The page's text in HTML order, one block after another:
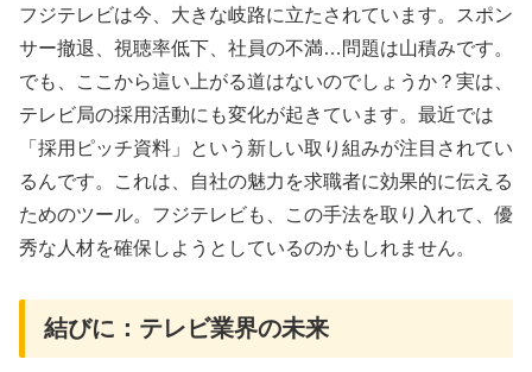
フジテレビは今、大きな岐路に立たされています。スポン
サー撤退、視聴率低下、社員の不満…問題は山積みです。
でも、ここから這い上がる道はないのでしょうか？実は、
テレビ局の採用活動にも変化が起きています。最近では
「採用ピッチ資料」という新しい取り組みが注目されてい
るんです。これは、自社の魅力を求職者に効果的に伝える
ためのツール。フジテレビも、この手法を取り入れて、優
秀な人材を確保しようとしているのかもしれません。
結びに：テレビ業界の未来